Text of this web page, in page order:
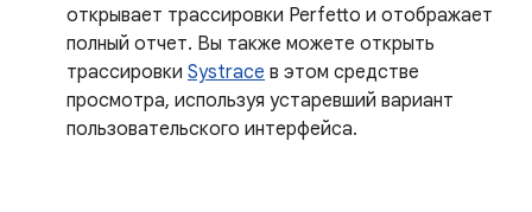
открывает трассировки Perfetto и отображает
полный отчет. Вы также можете открыть
трассировки Systrace в этом средстве
просмотра, используя устаревший вариант
пользовательского интерфейса.